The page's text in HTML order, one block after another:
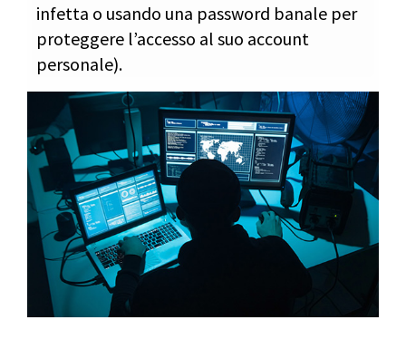
infetta o usando una password banale per
proteggere l’accesso al suo account
personale).